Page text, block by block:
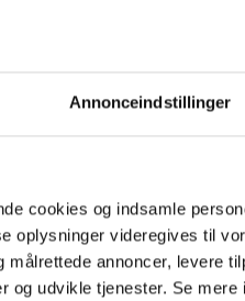
Annonceindstillinger
cookies og indsamle
videregives til
annoncer, levere
og udvikle tjenester. Se mere